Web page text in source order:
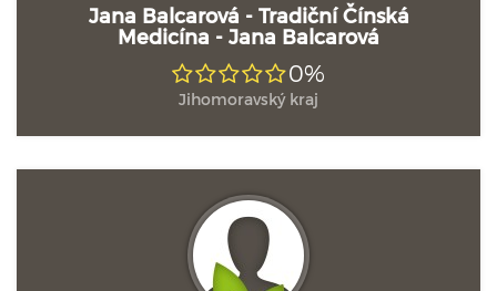
Jana Balcarová - Tradiční Čínská
Medicína - Jana Balcarová
0%
Jihomoravský kraj